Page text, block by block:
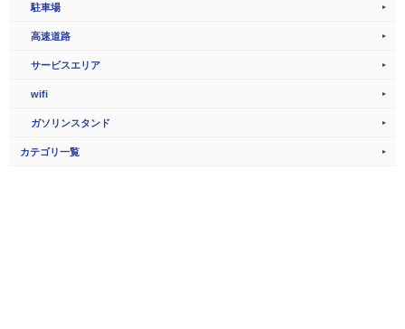
駐車場
高速道路
サービスエリア
wifi
ガソリンスタンド
カテゴリ一覧